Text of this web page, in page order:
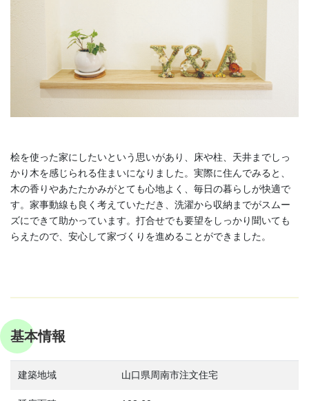
桧を使った家にしたいという思いがあり、床や柱、天井までしっ
かり木を感じられる住まいになりました。実際に住んでみると、
木の香りやあたたかみがとても心地よく、毎日の暮らしが快適で
す。家事動線も良く考えていただき、洗濯から収納までがスムー
ズにできて助かっています。打合せでも要望をしっかり聞いても
らえたので、安心して家づくりを進めることができました。
基本情報
建築地域 山口県周南市注文住宅